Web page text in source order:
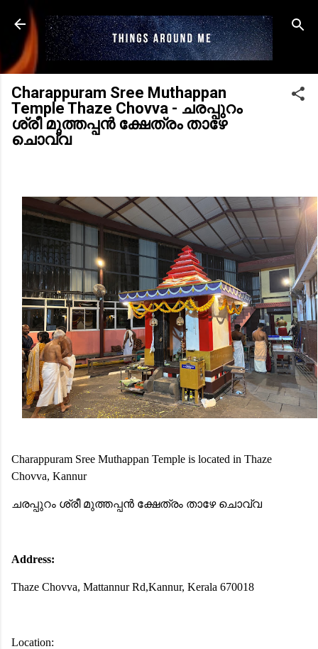
Skip to main content
Charappuram Sree Muthappan
Temple Thaze Chovva - ചരപ്പുറം
ശ്രീ മുത്തപ്പൻ ക്ഷേത്രം താഴേ
ചൊവ്വ
Charappuram Sree Muthappan Temple is located in Thaze
Chovva, Kannur
ചരപ്പുറം ശ്രീ മുത്തപ്പൻ ക്ഷേത്രം താഴേ ചൊവ്വ
Address:
Thaze Chovva, Mattannur Rd,Kannur, Kerala 670018
Location: